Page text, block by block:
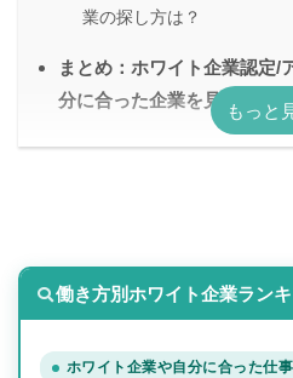
業の探し方は？
まとめ：ホワイト企業認定/
分に合った企業を見つけよ
働き方別ホワイト企業ラン
ホワイト企業や自分に合った仕